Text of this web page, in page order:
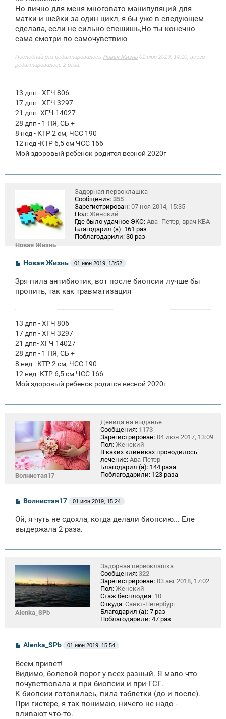
н
и
Но лично для меня многовато манипуляций для
матки и шейки за один цикл, я бы уже в следующем
сделала, если не сильно спешишь,Но ты конечно
сама смотри по самочувствию
Последний раз редактировалось Новая Жизнь 01 июн 2019, 14:10, всего
редактировалось 2 раза.
13 дпп - ХГЧ 806
17 дпп - ХГЧ 3297
21 дпп- ХГЧ 14027
28 дпп - 1 ПЯ, СБ +
8 нед - КТР 2 см, ЧСС 190
12 нед -КТР 6,5 см ЧСС 166
Мой здоровый ребенок родится весной 2020г
Новая Жизнь
Задорная первоклашка
Сообщения: 355
Зарегистрирован: 07 ноя 2014, 15:35
Пол: Женский
Где было удачное ЭКО: Ава- Петер, врач КБА
Благодарил (а): 161 раз
Поблагодарили: 30 раз
С
б
щ
е
Новая Жизнь 01 июн 2019, 13:52
Зря пила антибиотик, вот после биопсии лучше бы
пропить, так как травматизация
13 дпп - ХГЧ 806
17 дпп - ХГЧ 3297
21 дпп- ХГЧ 14027
28 дпп - 1 ПЯ, СБ +
8 нед - КТР 2 см, ЧСС 190
12 нед -КТР 6,5 см ЧСС 166
Мой здоровый ребенок родится весной 2020г
Волнистая17
Девица на выданье
Сообщения: 1173
Зарегистрирован: 04 июн 2017, 13:09
Пол: Женский
В каких клиниках проводилось
лечение: Ава-Петер
Благодарил (а): 144 раза
Поблагодарили: 123 раза
С
о
б
щ
и
Волнистая17 01 июн 2019, 15:24
Ой, я чуть не сдохла, когда делали биопсию... Еле
выдержала 2 раза.
Alenka_SPb
Задорная первоклашка
Сообщения: 322
Зарегистрирован: 03 авг 2018, 17:02
Пол: Женский
Стаж бесплодия: 10
Откуда: Санкт-Петербург
Благодарил (а): 7 раз
Поблагодарили: 47 раз
С
о
б
щ
н
и
Alenka_SPb 01 июн 2019, 15:54
Всем привет!
Видимо, болевой порог у всех разный. Я мало что
почувствовала и при биопсии и при ГСГ.
К биопсии готовилась, пила таблетки (до и после).
При гистере, я так понимаю, ничего не надо -
вливают что-то.